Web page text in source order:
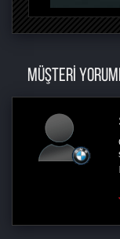
MÜŞTERİ